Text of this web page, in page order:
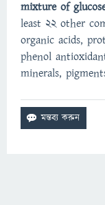
mixture of
least 22 other
organic acids,
phenol
minerals,